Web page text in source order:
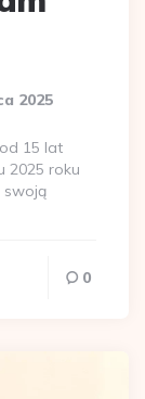
2025
15 lat
2025 roku
swoją
0